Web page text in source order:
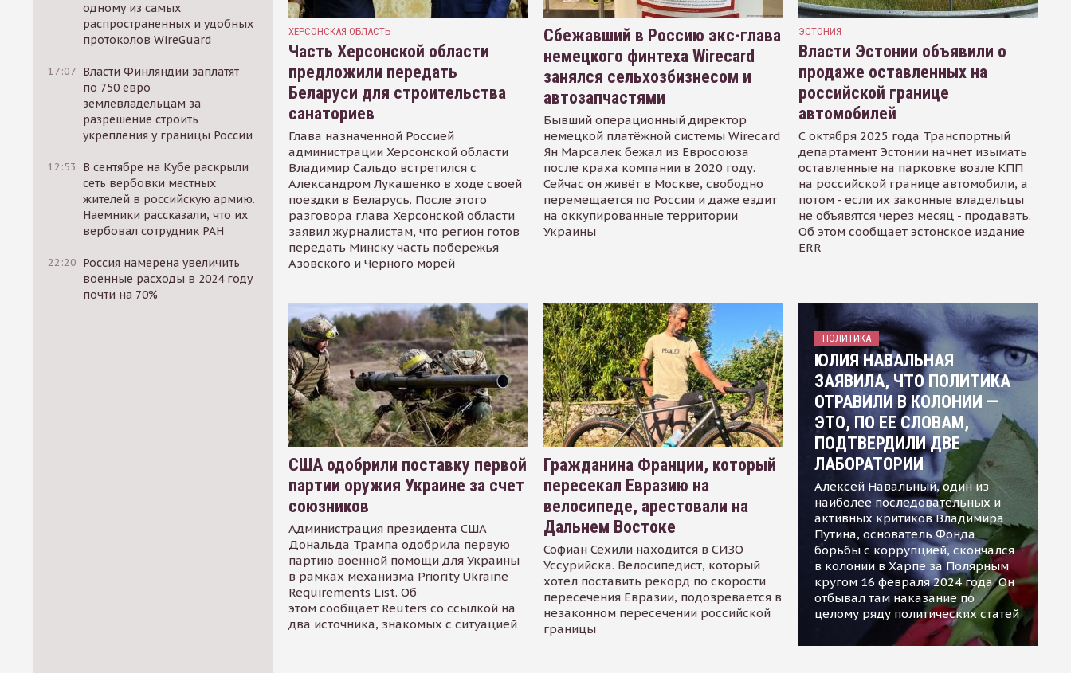
одному из самых
распространенных и удобных
протоколов WireGuard
17:07 Власти Финляндии заплатят
по 750 евро
землевладельцам за
разрешение строить
укрепления у границы России
12:53
В сентябре на Кубе раскрыли
сеть вербовки местных
жителей в российскую армию.
Наемники рассказали, что их
вербовал сотрудник РАН
22:20 Россия намерена увеличить
военные расходы в 2024 году
почти на 70%
ХЕРСОНСКАЯ ОБЛАСТЬ
Часть Херсонской области
предложили передать
Беларуси для строительства
санаториев
Глава назначенной Россией
администрации Херсонской области
Владимир Сальдо встретился с
Александром Лукашенко в ходе своей
поездки в Беларусь. После этого
разговора глава Херсонской области
заявил журналистам, что регион готов
передать Минску часть побережья
Азовского и Черного морей
Сбежавший в Россию экс-глава
немецкого финтеха Wirecard
занялся сельхозбизнесом и
автозапчастями
Бывший операционный директор
немецкой платёжной системы Wirecard
Ян Марсалек бежал из Евросоюза
после краха компании в 2020 году.
Сейчас он живёт в Москве, свободно
перемещается по России и даже ездит
на оккупированные территории
Украины
ЭСТОНИЯ
Власти Эстонии объявили о
продаже оставленных на
российской границе
автомобилей
С октября 2025 года Транспортный
департамент Эстонии начнет изымать
оставленные на парковке возле КПП
на российской границе автомобили, а
потом - если их законные владельцы
не объявятся через месяц - продавать.
Об этом сообщает эстонское издание
ERR
США одобрили поставку первой
партии оружия Украине за счет
союзников
Администрация президента США
Дональда Трампа одобрила первую
партию военной помощи для Украины
в рамках механизма Priority Ukraine
Requirements List. Об
этом сообщает Reuters со ссылкой на
два источника, знакомых с ситуацией
Гражданина Франции, который
пересекал Евразию на
велосипеде, арестовали на
Дальнем Востоке
Софиан Сехили находится в СИЗО
Уссурийска. Велосипедист, который
хотел поставить рекорд по скорости
пересечения Евразии, подозревается в
незаконном пересечении российской
границы
ПОЛИТИКА
ЮЛИЯ НАВАЛЬНАЯ
ЗАЯВИЛА, ЧТО ПОЛИТИКА
ОТРАВИЛИ В КОЛОНИИ —
ЭТО, ПО ЕЕ СЛОВАМ,
ПОДТВЕРДИЛИ ДВЕ
ЛАБОРАТОРИИ
Алексей Навальный, один из
наиболее последовательных и
активных критиков Владимира
Путина, основатель Фонда
борьбы с коррупцией, скончался
в колонии в Харпе за Полярным
кругом 16 февраля 2024 года. Он
отбывал там наказание по
целому ряду политических статей